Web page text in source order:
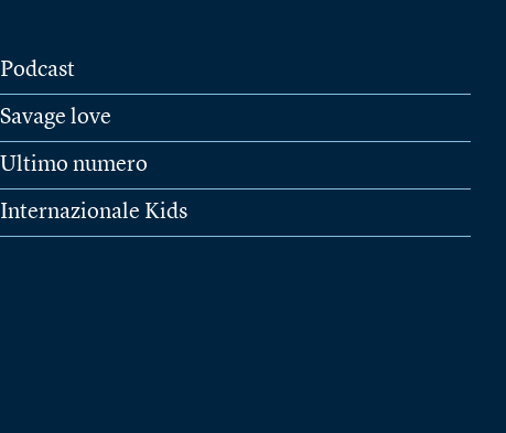
Podcast
Savage love
Ultimo numero
Internazionale Kids